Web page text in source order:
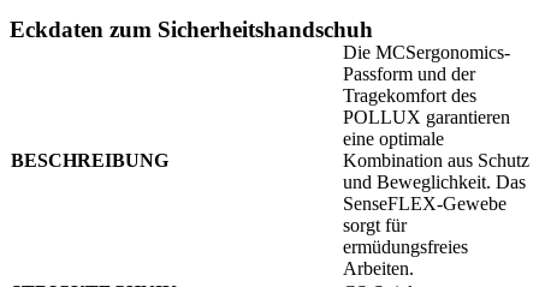
Eckdaten zum Sicherheitshandschuh
BESCHREIBUNG
Die MCSergonomics-
Passform und der
Tragekomfort des
POLLUX garantieren
eine optimale
Kombination aus Schutz
und Beweglichkeit. Das
SenseFLEX-Gewebe
sorgt für
ermüdungsfreies
Arbeiten.